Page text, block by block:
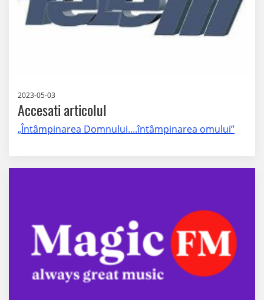
2023-05-03
Accesati articolul
„Întâmpinarea Domnului....întâmpinarea omului”